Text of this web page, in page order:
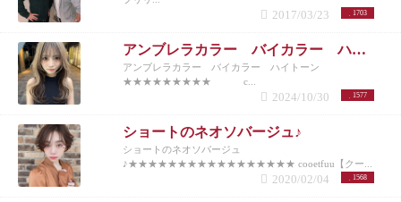
1703
2017/03/23
アンブレラカラー バイカラー ハイトーン
アンブレラカラー バイカラー ハイトーン
★★★★★★★★★ c...
1577
2024/10/30
ショートのネオソバージュ♪
ショートのネオソバージュ
♪★★★★★★★★★★★★★★★★★ cooetfuu【クー...
1568
2020/02/04